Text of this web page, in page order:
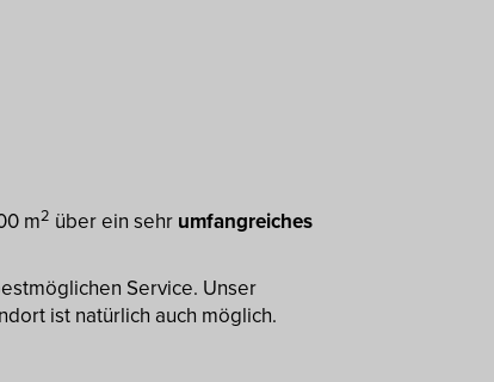
m2 über ein sehr umfangreiches
Service. Unser
ist natürlich auch möglich.